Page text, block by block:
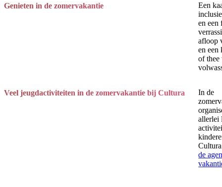
Genieten in de zomervakantie
Een
en een
afloop
en een
of thee
Veel jeugdactiviteiten in de zomervakantie bij Cultura
In de
allerlei
de